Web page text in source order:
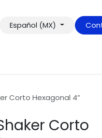
Español (MX)
Corto Hexagonal 4”
Corto